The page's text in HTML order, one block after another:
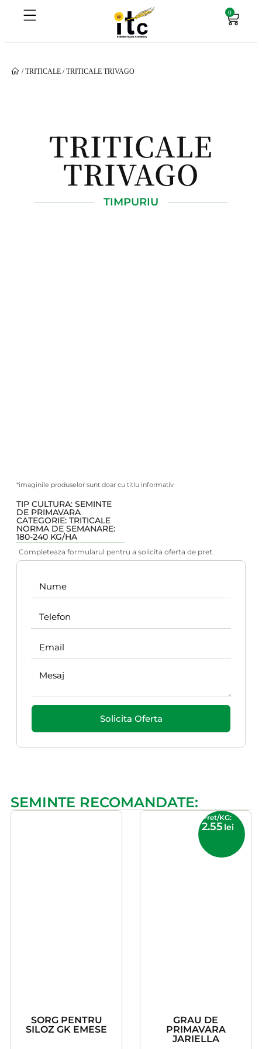
0
/TRITICALE / TRITICALE TRIVAGO
TRITICALE
TRIVAGO
TIMPURIU
*imaginile produselor sunt doar cu titlu informativ
TIP CULTURA: SEMINTE
DE PRIMAVARA
CATEGORIE: TRITICALE
NORMA DE SEMANARE:
180-240 KG/HA
Completeaza formularul pentru a solicita oferta de pret.
Solicita Oferta
SEMINTE RECOMANDATE:
SORG PENTRU
SILOZ GK EMESE
Pret/KG:
2.55 lei
GRAU DE
PRIMAVARA
JARIELLA